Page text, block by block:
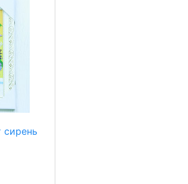
сирень